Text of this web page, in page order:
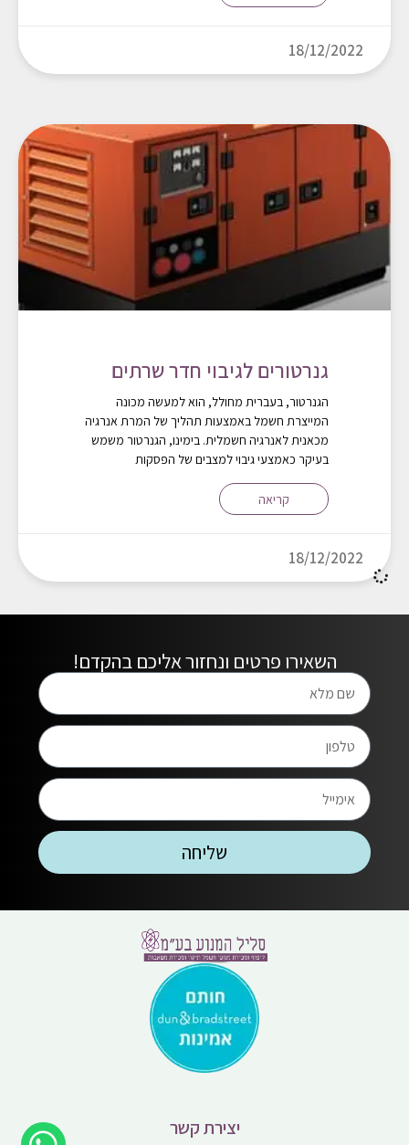
18/12/2022
גנרטורים לגיבוי חדר שרתים
הגנרטור, בעברית מחולל, הוא למעשה מכונה
המייצרת חשמל באמצעות תהליך של המרת אנרגיה
מכאנית לאנרגיה חשמלית. בימינו, הגנרטור משמש
בעיקר כאמצעי גיבוי למצבים של הפסקות
קריאה
18/12/2022
מה זה משאבת טבולה?
היכרות עם המאפיינים השונים של משאבה טבולה
יכולה לעזור להשתמש בה בצורה אפקטיבית יותר.
במאמר הבא נסביר מה מיוחד במשאבה כזו, מה
עושים איתה וכמובן גם
קריאה